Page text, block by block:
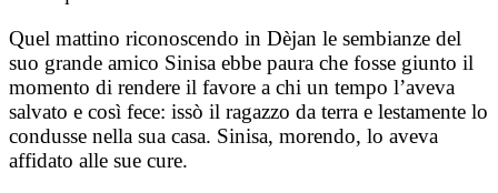
Quel mattino riconoscendo in Dèjan le sembianze del
suo grande amico Sinisa ebbe paura che fosse giunto il
momento di rendere il favore a chi un tempo l’aveva
salvato e così fece: issò il ragazzo da terra e lestamente lo
condusse nella sua casa. Sinisa, morendo, lo aveva
affidato alle sue cure.